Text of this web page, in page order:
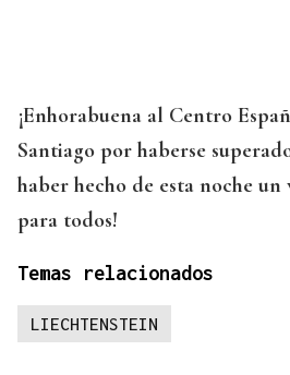
¡Enhorabuena al Centro
Santiago por haberse
haber hecho de esta noche
para todos!
Temas relacionados
LIECHTENSTEIN